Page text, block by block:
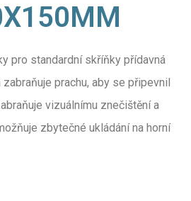
pro standardní skříňky přídavná
prachu, aby se připevnil
vizuálnímu znečištění a
zbytečné ukládání na horní